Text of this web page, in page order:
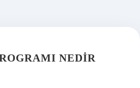
NEDIR